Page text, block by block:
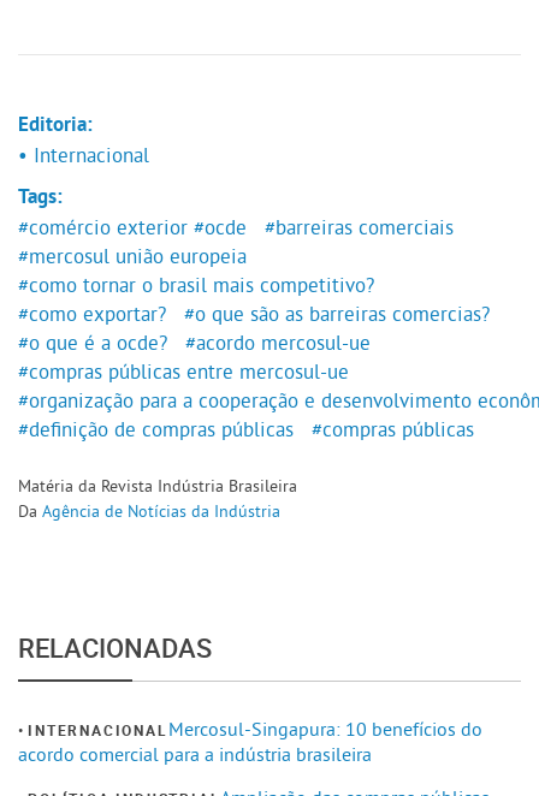
Editoria:
• Internacional
Tags:
#comércio exterior #ocde
#barreiras comerciais
#mercosul união europeia
#como tornar o brasil mais competitivo?
#como exportar?
#o que são as barreiras comercias?
#o que é a ocde?
#acordo mercosul-ue
#compras públicas entre mercosul-ue
#organização para a cooperação e desenvolvimento
#definição de compras públicas
#compras públicas
Matéria da Revista Indústria Brasileira
Da Agência de Notícias da Indústria
RELACIONADAS
INTERNACIONAL Mercosul-Singapura: 10 benefícios do
acordo comercial para a indústria brasileira